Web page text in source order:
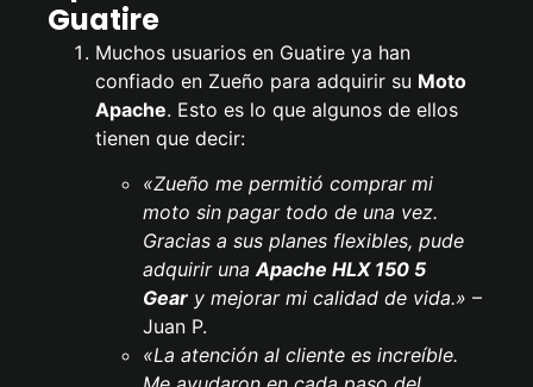
Guatire
Muchos usuarios en Guatire ya han
confiado en Zueño para adquirir su Moto
Apache. Esto es lo que algunos de ellos
tienen que decir:
«Zueño me permitió comprar mi
moto sin pagar todo de una vez.
Gracias a sus planes flexibles, pude
adquirir unaApache HLX 150 5
Gear y mejorar mi calidad de vida.» –
Juan P.
«La atención al cliente es increíble.